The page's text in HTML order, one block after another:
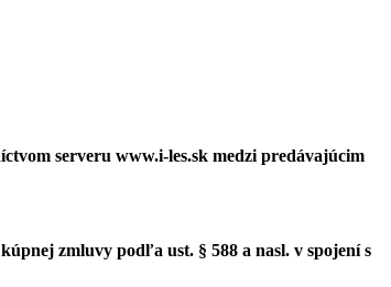
serveru www.i-les.sk medzi predávajúcim
zmluvy podľa ust. § 588 a nasl. v spojení s